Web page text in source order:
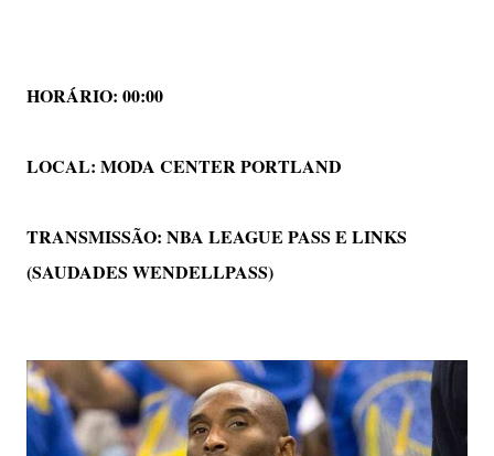
HORÁRIO: 00:00
LOCAL: MODA CENTER PORTLAND
TRANSMISSÃO: NBA LEAGUE PASS E LINKS
(SAUDADES WENDELLPASS)